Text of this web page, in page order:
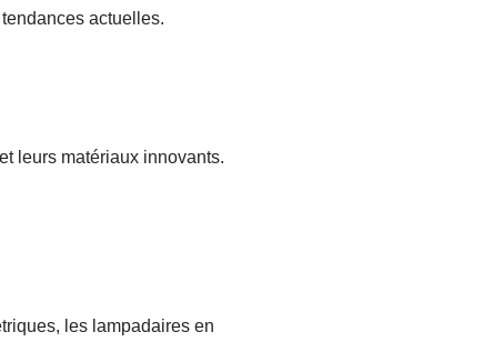
actuelles.
leurs matériaux innovants.
les lampadaires en